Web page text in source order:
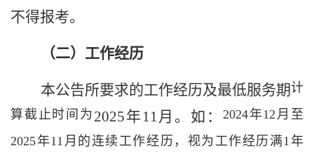
不得报考。
（二）工作经历
本公告所要求的工作经历及最低服务期计
算截止时间为 2025年 11月 。如： 2024年12 月至
2025年11 月的连续工作经历，视为工作经历满1年